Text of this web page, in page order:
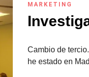
MARKETING
Cambio de
he estado en